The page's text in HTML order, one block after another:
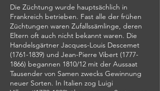
Die Züchtung wurde hauptsächlich in
Frankreich betrieben. Fast alle der frühen
Züchtungen waren Zufallssämlinge, deren
Eltern oft auch nicht bekannt waren. Die
Handelsgärtner Jacques-Louis Descemet
(1761-1839) und Jean-Pierre Vibert (1777-
1866) begannen 1810/12 mit der Aussaat
Tausender von Samen zwecks Gewinnung
neuer Sorten. In Italien zog Luigi